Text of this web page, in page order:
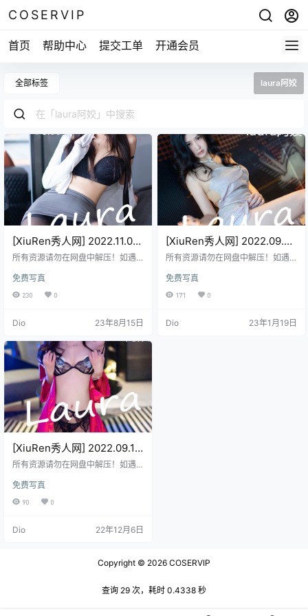
COSERVIP
首页 帮助中心 提交工单 开通会员
全部标签 laura阿姣
[XiuRen秀人网] 2022.11.02
NO.5795 阿姣[67+1P177M]
所有资源请勿在网盘中解压！如遇
会尽快修复！ 免费资源使用的是二
次压缩，不会解压请前往帮助中
免费写真
230 0
Dio 23年8月15日
[XiuRen秀人网] 2022.09.29
NO.5659 laura阿姣
所有资源请勿在网盘中解压！如遇
会尽快修复！ 免费资源使用的是二
次压缩，不会解压请前往帮助中
免费写真
171 0
Dio 23年1月19日
[XiuRen秀人网] 2022.09.14
NO.5586 laura阿姣
所有资源请勿在网盘中解压！如遇
会尽快修复！ 免费资源使用的是二
次压缩，不会解压请前往帮助中
心，查看解压教程。
免费写真
90 0
Dio 22年12月6日
Copyright © 2026 COSERVIP
查询 29 次，耗时 0.4338 秒